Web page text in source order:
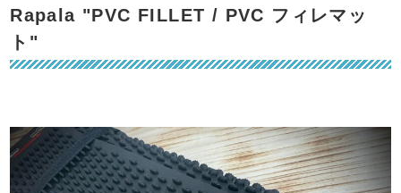
Rapala "PVC FILLET / PVC フィレマッ
ト"